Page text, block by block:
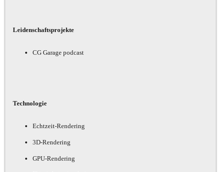
Leidenschaftsprojekte
CG Garage podcast
Technologie
Echtzeit-Rendering
3D-Rendering
GPU-Rendering